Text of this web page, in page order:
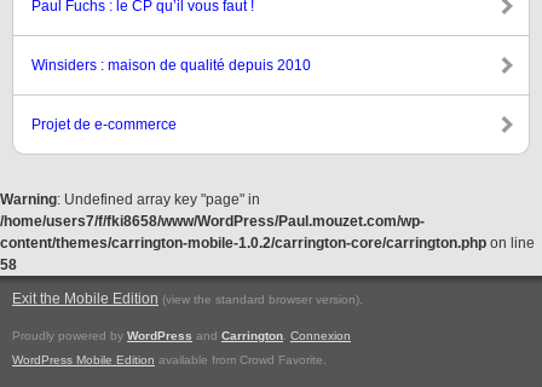
Paul Fuchs : le CP qu’il vous faut !
Winsiders : maison de qualité depuis 2010
Projet de e-commerce
Warning: Undefined array key "page" in
/home/users7/f/fki8658/www/WordPress/Paul.mouzet.com/wp-
content/themes/carrington-mobile-1.0.2/carrington-core/carrington.php on line
58
Exit the Mobile Edition (view the standard browser version).
Proudly powered by WordPress and Carrington Connexion
WordPress Mobile Edition available from Crowd Favorite.